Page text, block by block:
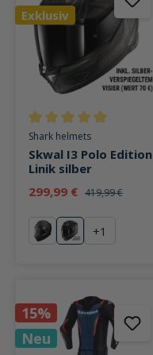
Exklusiv
Durchschnittliche
Shark helmets
Skwal I3 Polo Edition
Linik silber
299,99 € 419,99 €
Solid mattschwarz
Polo Edition
+1
15%
Neu